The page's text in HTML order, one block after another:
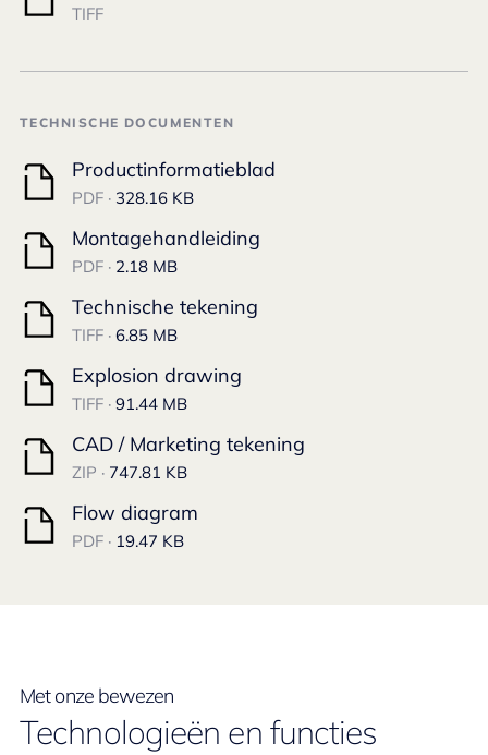
TIFF
TECHNISCHE DOCUMENTEN
Productinformatieblad
PDF · 328.16 KB
Montagehandleiding
PDF · 2.18 MB
Technische tekening
TIFF · 6.85 MB
Explosion drawing
TIFF · 91.44 MB
CAD / Marketing tekening
ZIP · 747.81 KB
Flow diagram
PDF · 19.47 KB
Met onze bewezen
Technologieën en functies